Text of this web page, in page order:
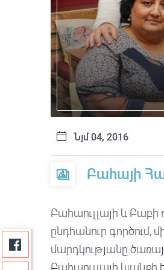
Նյմ 04, 2016
Բահայի
Բահաուլլայի և Բաբի
ընդհանուր
մարդկությանը
Բահաուլլայի